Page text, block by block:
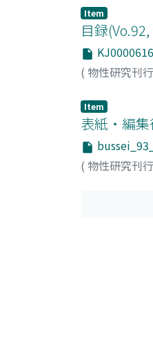
ない。この運
ス転移と言う
間スケール
だ。では、な
ない熱力学的
究成果を紹介
Item
目録(Vo.92,
( 物性研究刊
Item
表紙・編
( 物性研究刊